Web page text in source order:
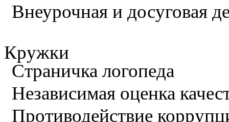
Внеурочная и досуговая
Кружки
Страничка логопеда
Независимая оценка
Противодействие